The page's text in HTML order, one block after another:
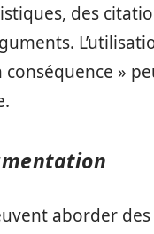
des
»
aborder